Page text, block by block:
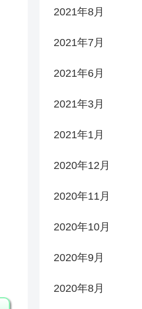
2021年8月
2021年7月
2021年6月
2021年3月
2021年1月
2020年12月
2020年11月
2020年10月
2020年9月
2020年8月